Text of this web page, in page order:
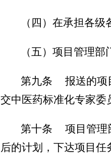
（四）在承担各级各
（五）项目管理部门
第九条
报送的项
交中医药标准化专家委
第十条
项目管理
后的计划，下达项目任